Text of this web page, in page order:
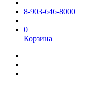
8-903-646-8000
0
Корзина